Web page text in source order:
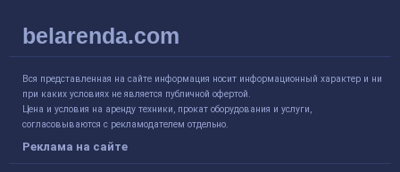
belarenda.com
Вся представленная на сайте информация носит информационный характер и ни
при каких условиях не является публичной офертой.
Цена и условия на аренду техники, прокат оборудования и услуги,
согласовываются с рекламодателем отдельно.
Реклама на сайте